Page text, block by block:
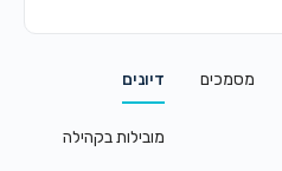
מסמכים דיונים
מובילות בקהילה